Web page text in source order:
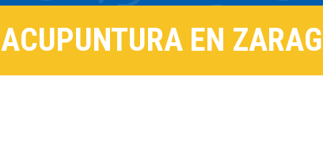
ACUPUNTURA EN